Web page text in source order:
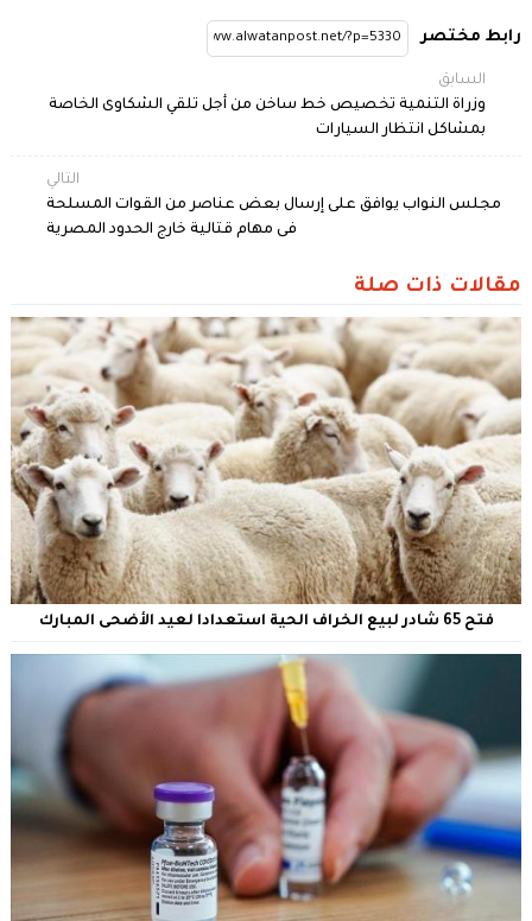
رابط مختصر
السابق
وزراة التنمية تخصيص خط ساخن من أجل تلقي الشكاوى الخاصة
بمشاكل انتظار السيارات
التالي
مجلس النواب يوافق على إرسال بعض عناصر من القوات المسلحة
فى مهام قتالية خارج الحدود المصرية
مقالات ذات صلة
فتح 65 شادر لبيع الخراف الحية استعدادا لعيد الأضحى المبارك